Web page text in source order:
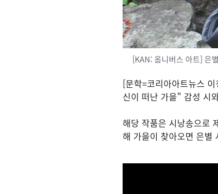
[KAN: 옴니버스 아트] 은
[문학=코리아아트뉴스
신이 떠난 가을" 감성 시
해당 작품은 시낭송으로
해 가을이 찾아오면 은